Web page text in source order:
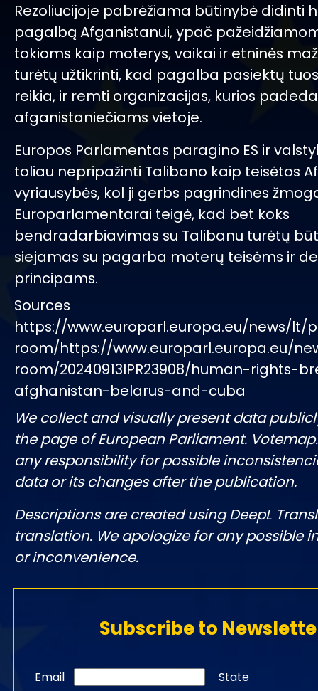
Rezoliucijoje pabrėžiama būtinybė didinti
pagalbą Afganistanui, ypač
tokioms kaip moterys, vaikai ir etninės
turėtų užtikrinti, kad pagalba pasiektų
reikia, ir remti organizacijas, kurios padeda
afganistaniečiams vietoje.
Europos Parlamentas paragino ES ir
toliau nepripažinti Talibano kaip teisėtos
vyriausybės, kol ji gerbs pagrindines
Europarlamentarai teigė, kad bet koks
bendradarbiavimas su Talibanu turėtų
siejamas su pagarba moterų teisėms ir
principams.
Sources
https://www.europarl.europa.eu/news/lt/
room/https://www.europarl.europa.eu/
room/20240913IPR23908/human-rights-
afghanistan-belarus-and-cuba
We collect and visually present data
the page of European Parliament.
any responsibility for possible
data or its changes after the publication.
Descriptions are created using DeepL
translation. We apologize for any possible
or inconvenience.
Subscribe to
Email State